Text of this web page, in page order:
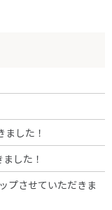
した！
した！
プさせていただきま